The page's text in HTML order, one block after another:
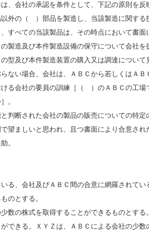
、会社の承認を条件として、下記の原則を反
外の（ ）部品を製造し、当該製造に関する
すべての当該製品は、その時点において書面
製造及び本件製造設備の保守について会社を
型及び本件製造装置の購入又は調達につい
ない場合、会社は、ＡＢＣから若しくはＡＢ
ける会社の要員の訓練［（ ）のＡＢＣの工
。
判断された会社の製品の販売についての特定
望ましいと思われ、且つ書面により合意さ
。
る、会社及びＡＢＣ間の合意に網羅されて
のとする。
数の株式を取得することができるものとす
できる。ＸＹＺは、ＡＢＣによる会社の少